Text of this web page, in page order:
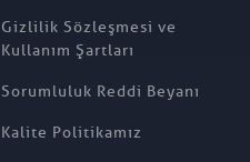
Gizlilik Sözleşmesi ve
Kullanım Şartları
Sorumluluk Reddi Beyanı
Kalite Politikamız